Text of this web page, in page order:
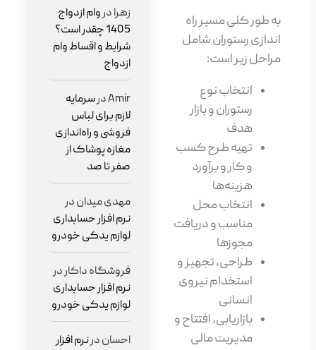
به طور کلی مسیر راه
اندازی رستوران شامل
مراحل زیر است:
انتخاب نوع
رستوران و بازار
هدف
تهیه طرح کسب
و کار و برآورد
هزینه‌ها
انتخاب محل
مناسب و دریافت
مجوزها
طراحی، تجهیز و
استخدام نیروی
انسانی
بازاریابی، افتتاح و
مدیریت مالی
زهرادروام ازدواج
1405 چقدر است؟
شرایط و اقساط وام
ازدواج
Amirدرسرمایه
لازم برای لباس
فروشی و راه‌اندازی
مغازه پوشاک از
صفر تا صد
مهدی میداندر
نرم افزار حسابداری
لوازم یدکی خودرو
فروشگاه داکاردر
نرم افزار حسابداری
لوازم یدکی خودرو
احساندرنرم افزار